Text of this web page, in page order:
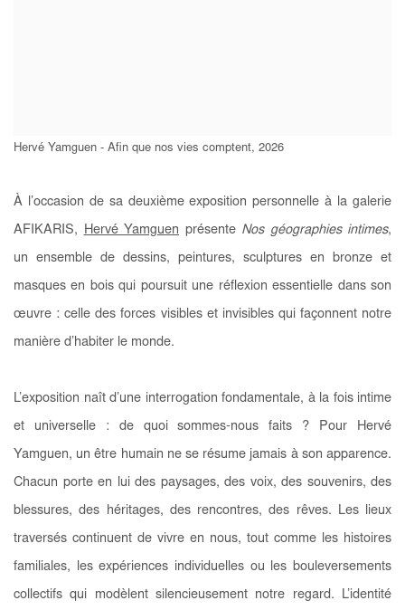
Hervé Yamguen - Afin que nos vies comptent, 2026
À l’occasion de sa deuxième exposition personnelle à la galerie
AFIKARIS, Hervé Yamguen présente Nos géographies intimes,
un ensemble de dessins, peintures, sculptures en bronze et
masques en bois qui poursuit une réflexion essentielle dans son
œuvre : celle des forces visibles et invisibles qui façonnent notre
manière d’habiter le monde.
L’exposition naît d’une interrogation fondamentale, à la fois intime
et universelle : de quoi sommes-nous faits ? Pour Hervé
Yamguen, un être humain ne se résume jamais à son apparence.
Chacun porte en lui des paysages, des voix, des souvenirs, des
blessures, des héritages, des rencontres, des rêves. Les lieux
traversés continuent de vivre en nous, tout comme les histoires
familiales, les expériences individuelles ou les bouleversements
collectifs qui modèlent silencieusement notre regard. L’identité